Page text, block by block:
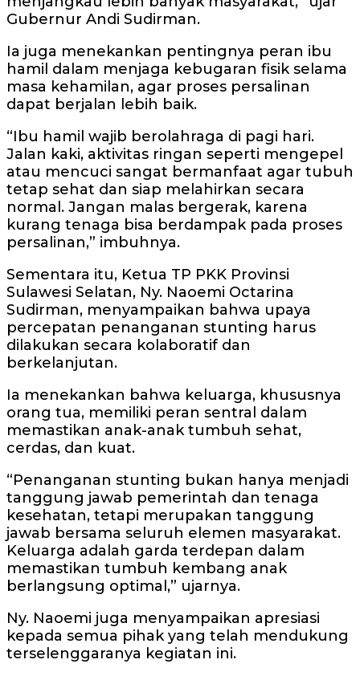
Gubernur Andi Sudirman.
Ia juga menekankan pentingnya peran ibu
hamil dalam menjaga kebugaran fisik selama
masa kehamilan, agar proses persalinan
dapat berjalan lebih baik.
“Ibu hamil wajib berolahraga di pagi hari.
Jalan kaki, aktivitas ringan seperti mengepel
atau mencuci sangat bermanfaat agar tubuh
tetap sehat dan siap melahirkan secara
normal. Jangan malas bergerak, karena
kurang tenaga bisa berdampak pada proses
persalinan,” imbuhnya.
Sementara itu, Ketua TP PKK Provinsi
Sulawesi Selatan, Ny. Naoemi Octarina
Sudirman, menyampaikan bahwa upaya
percepatan penanganan stunting harus
dilakukan secara kolaboratif dan
berkelanjutan.
Ia menekankan bahwa keluarga, khususnya
orang tua, memiliki peran sentral dalam
memastikan anak-anak tumbuh sehat,
cerdas, dan kuat.
“Penanganan stunting bukan hanya menjadi
tanggung jawab pemerintah dan tenaga
kesehatan, tetapi merupakan tanggung
jawab bersama seluruh elemen masyarakat.
Keluarga adalah garda terdepan dalam
memastikan tumbuh kembang anak
berlangsung optimal,” ujarnya.
Ny. Naoemi juga menyampaikan apresiasi
kepada semua pihak yang telah mendukung
terselenggaranya kegiatan ini.